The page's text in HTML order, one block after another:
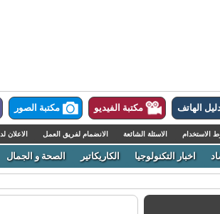
الهاتف مكتبة الفيديو مكتبة الصور
الاسئلة الشائعة الانضمام لفريق العمل الاعلان لدينا
اخبار التكنولوجيا الكاريكاتير الصحة و الجمال